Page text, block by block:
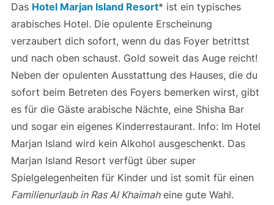
Das Hotel Marjan Island Resort* ist ein typisches
arabisches Hotel. Die opulente Erscheinung
verzaubert dich sofort, wenn du das Foyer betrittst
und nach oben schaust. Gold soweit das Auge reicht!
Neben der opulenten Ausstattung des Hauses, die du
sofort beim Betreten des Foyers bemerken wirst, gibt
es für die Gäste arabische Nächte, eine Shisha Bar
und sogar ein eigenes Kinderrestaurant. Info: Im Hotel
Marjan Island wird kein Alkohol ausgeschenkt. Das
Marjan Island Resort verfügt über super
Spielgelegenheiten für Kinder und ist somit für einen
Familienurlaub in Ras Al Khaimaheine gute Wahl.